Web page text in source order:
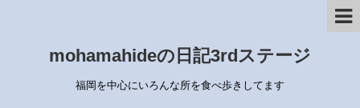
mohamahideの日記3rdステージ
福岡を中心にいろんな所を食べ歩きしてます